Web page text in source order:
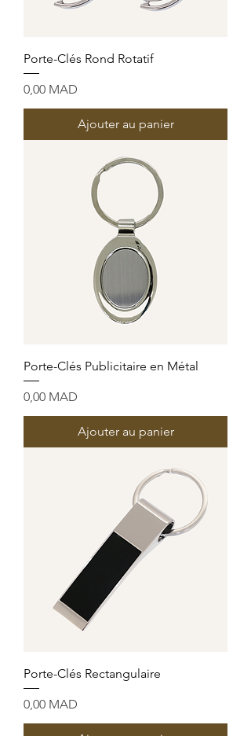
Porte-Clés Rond Rotatif
Prix
0,00 MAD
Ajouter au panier
Porte-Clés Publicitaire en Métal
Prix
0,00 MAD
Ajouter au panier
Porte-Clés Rectangulaire
Prix
0,00 MAD